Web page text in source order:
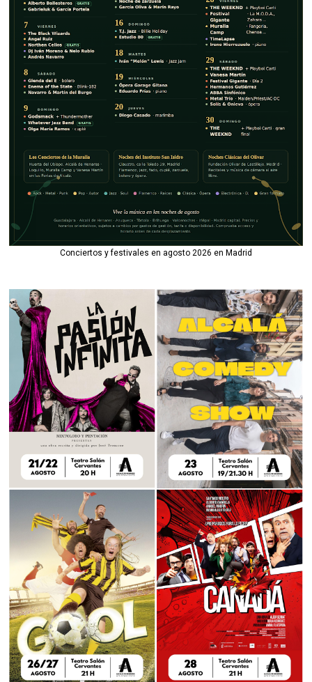
Conciertos y festivales en agosto 2026 en Madrid